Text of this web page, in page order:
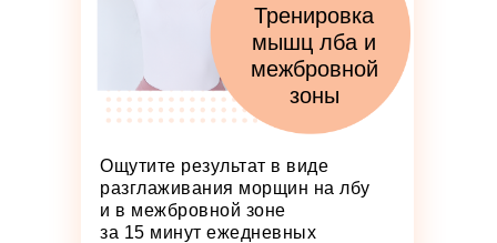
Тренировка
мышц лба и
межбровной
зоны
Ощутите результат в виде
разглаживания морщин на лбу
и в межбровной зоне
за 15 минут ежедневных